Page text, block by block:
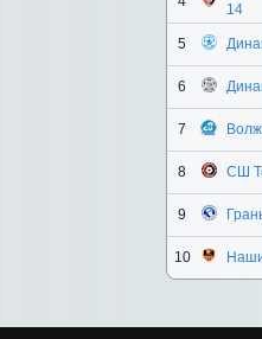
14
5
6
7
8 СШ
9
10